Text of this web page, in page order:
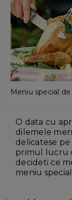
Meniu special
O data cu
dilemele
delicatese
primul lucru
decideti ce
meniu